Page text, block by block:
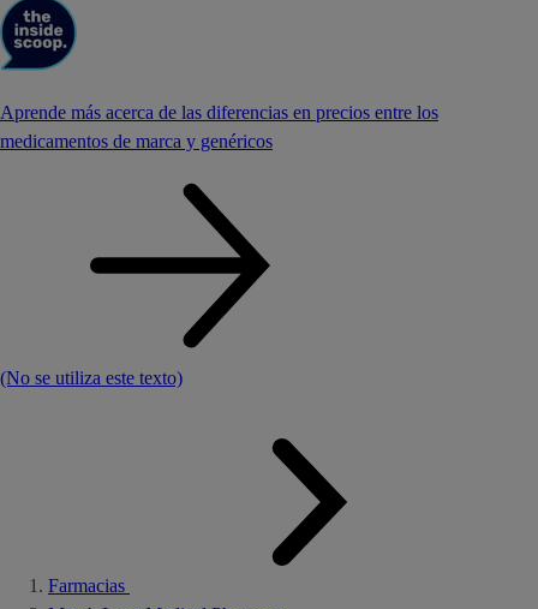
Aprende más acerca de las diferencias en precios entre los
medicamentos de marca y genéricos
(No se utiliza este texto)
Farmacias